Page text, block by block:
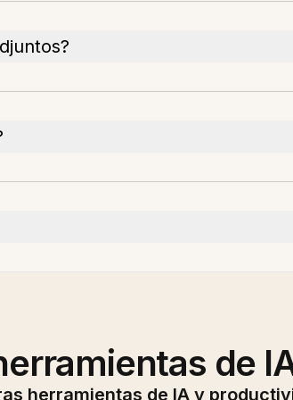
de
herramientas de IA y